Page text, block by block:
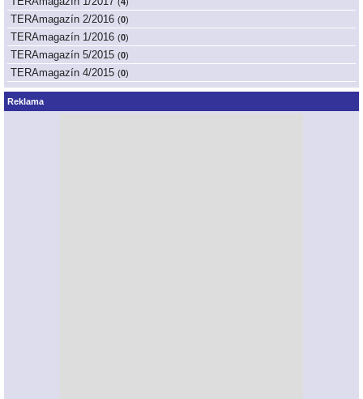
TERAmagazín 2/2016 (0)
TERAmagazín 1/2016 (0)
TERAmagazín 5/2015 (0)
TERAmagazín 4/2015 (0)
Reklama